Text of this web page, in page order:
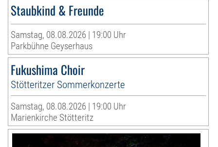
Staubkind & Freunde
Samstag, 08.08.2026 | 19:00 Uhr
Parkbühne Geyserhaus
Fukushima Choir
Stötteritzer Sommerkonzerte
Samstag, 08.08.2026 | 19:00 Uhr
Marienkirche Stötteritz